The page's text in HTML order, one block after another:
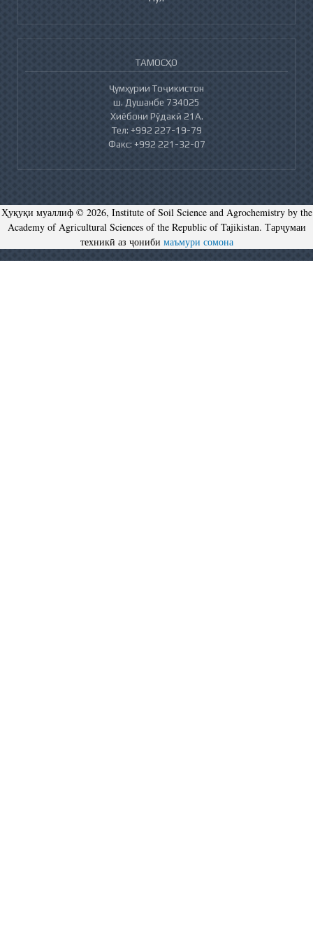
ТАМОСҲО
Ҷумҳурии Тоҷикистон
ш. Душанбе 734025
Хиёбони Рӯдакӣ 21А.
Тел: +992 227-19-79
Факс: +992 221-32-07
Ҳуқуқи муаллиф © 2026, Institute of Soil Science and Agrochemistry by the
Academy of Agricultural Sciences of the Republic of Tajikistan. Тарҷумаи
техникӣ аз ҷониби маъмури сомона